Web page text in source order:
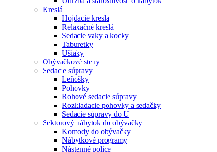
Kreslá
Hojdacie kreslá
Relaxačné kreslá
Sedacie vaky a kocky
Taburetky
Ušiaky
Obývačkové steny
Sedacie súpravy
Leňošky
Pohovky
Rohové sedacie súpravy
Rozkladacie pohovky a sedačky
Sedacie súpravy do U
Sektorový nábytok do obývačky
Komody do obývačky
Nábytkové programy
Nástenné police